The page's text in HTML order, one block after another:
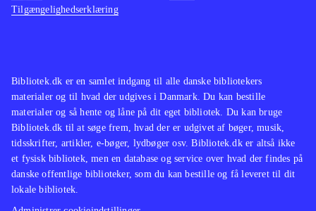
Bibliotek.dk er en samlet indgang til alle danske bibliotekers
materialer og til hvad der udgives i Danmark. Du kan bestille
materialer og så hente og låne på dit eget bibliotek. Du kan bruge
Bibliotek.dk til at søge frem, hvad der er udgivet af bøger, musik,
tidsskrifter, artikler, e-bøger, lydbøger osv. Bibliotek.dk er altså ikke
et fysisk bibliotek, men en database og service over hvad der findes på
danske offentlige biblioteker, som du kan bestille og få leveret til dit
lokale bibliotek.
Tilgængelighedserklæring